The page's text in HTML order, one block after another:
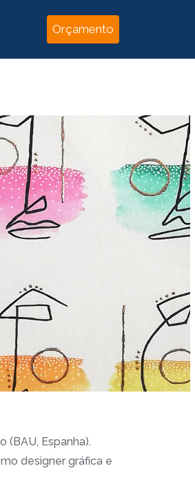
Orçamento
(BAU, Espanha).
designer gráfica e